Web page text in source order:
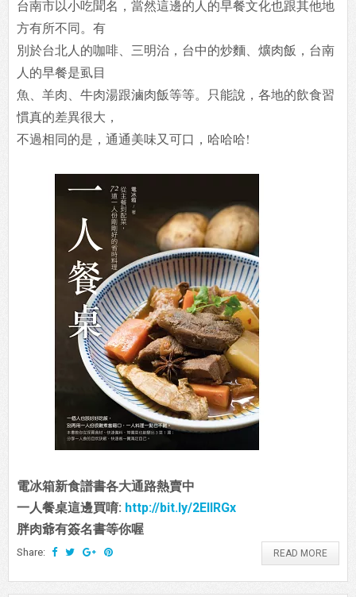
台南市以小吃聞名，當然這邊的人的早餐文化也跟其他地
方有所不同。有
別於台北人的咖啡、三明治，台中的炒麵、爌肉飯，台南
人的早餐是虱目
魚、羊肉、牛肉湯跟滷肉飯等等。只能說，各地的飲食習
慣真的差異很大，
不過相同的是，通通美味又可口，哈哈哈!
電冰箱新食譜書各大通路熱賣中
一人餐桌這邊買唷: http://bit.ly/2EIIRGx
胖肉爺有簽名書等你喔
Share: READ MORE